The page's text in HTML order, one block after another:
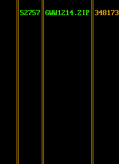
52757 GWW1214.ZIP 348173